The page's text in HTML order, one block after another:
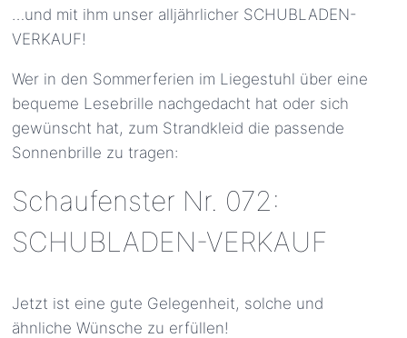
…und mit ihm unser alljährlicher SCHUBLADEN-
VERKAUF!
Wer in den Sommerferien im Liegestuhl über eine
bequeme Lesebrille nachgedacht hat oder sich
gewünscht hat, zum Strandkleid die passende
Sonnenbrille zu tragen:
Schaufenster Nr. 072:
SCHUBLADEN-VERKAUF
Jetzt ist eine gute Gelegenheit, solche und
ähnliche Wünsche zu erfüllen!